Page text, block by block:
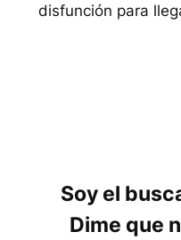
disfunción para
Soy el
Dime que